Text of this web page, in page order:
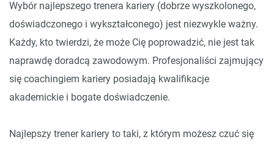
Wybór najlepszego trenera kariery (dobrze wyszkolonego,
doświadczonego i wykształconego) jest niezwykle ważny.
Każdy, kto twierdzi, że może Cię poprowadzić, nie jest tak
naprawdę doradcą zawodowym. Profesjonaliści zajmujący
się coachingiem kariery posiadają kwalifikacje
akademickie i bogate doświadczenie.
Najlepszy trener kariery to taki, z którym możesz czuć się